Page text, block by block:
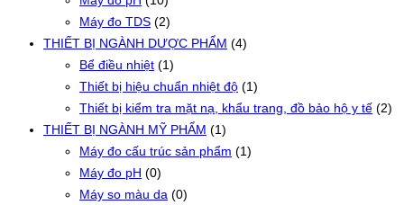
Máy đo TDS (2)
THIẾT BỊ NGÀNH DƯỢC PHẨM (4)
Bể điều nhiệt (1)
Thiết bị hiệu chuẩn nhiệt độ (1)
Thiết bị kiểm tra mặt nạ, khẩu trang, đồ bảo hộ y tế (2)
THIẾT BỊ NGÀNH MỸ PHẨM (1)
Máy đo cấu trúc sản phẩm (1)
Máy đo pH (0)
Máy so màu da (0)